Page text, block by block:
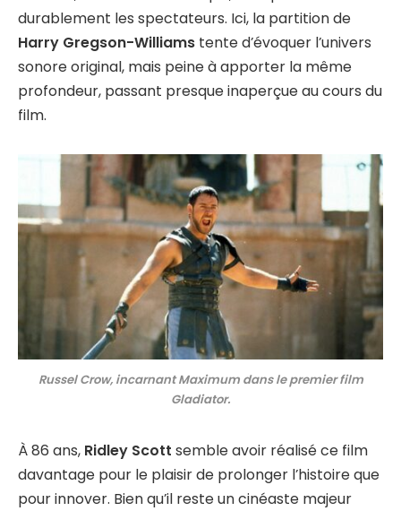
durablement les spectateurs. Ici, la partition de
Harry Gregson-Williams tente d’évoquer l’univers
sonore original, mais peine à apporter la même
profondeur, passant presque inaperçue au cours du
film.
Russel Crow, incarnant Maximum dans le premier film
Gladiator.
À 86 ans, Ridley Scott semble avoir réalisé ce film
davantage pour le plaisir de prolonger l’histoire que
pour innover. Bien qu’il reste un cinéaste majeur